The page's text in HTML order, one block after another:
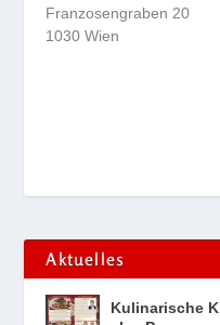
Franzosengraben 20
1030 Wien
Aktuelles
Kulinarische